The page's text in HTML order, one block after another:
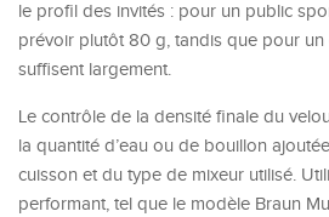
le profil des invités : pour un public
prévoir plutôt 80 g, tandis que pour
suffisent largement.
Le contrôle de la densité finale du
la quantité d’eau ou de bouillon
cuisson et du type de mixeur utilisé.
performant, tel que le modèle Braun